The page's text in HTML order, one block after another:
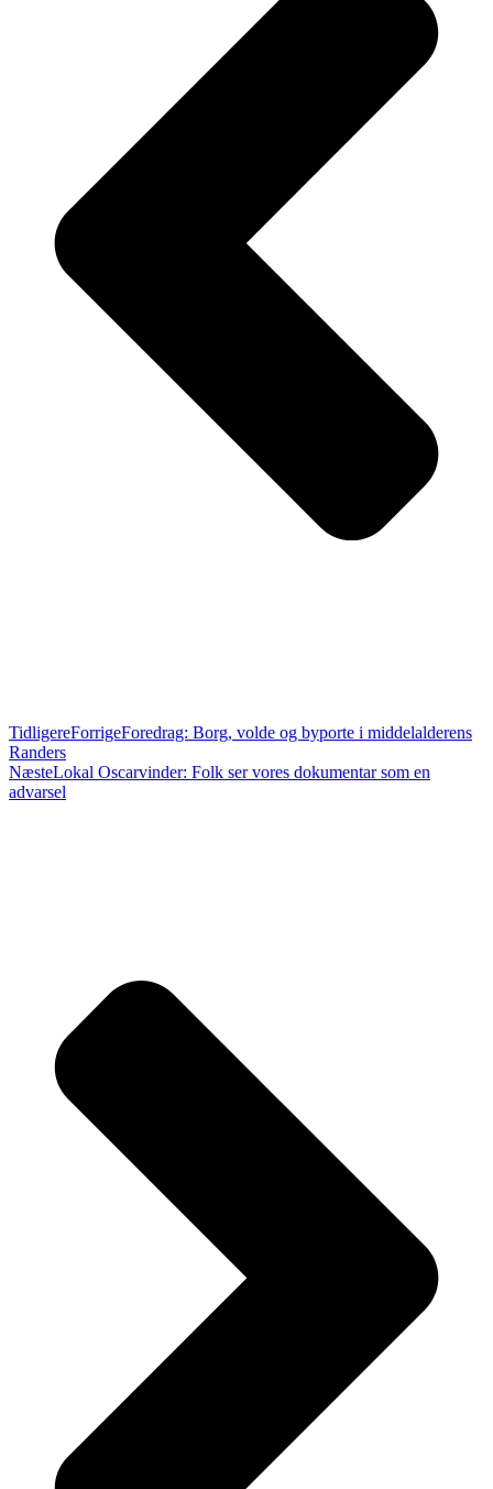
TidligereForrigeForedrag: Borg, volde og byporte i middelalderens
Randers
NæsteLokal Oscarvinder: Folk ser vores dokumentar som en
advarsel